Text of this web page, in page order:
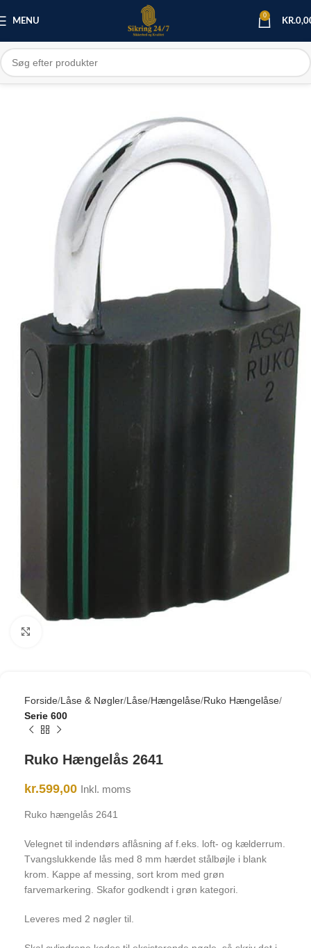
MENU
0
KR.
Forside Låse & Nøgler Låse Hængelåse Ruko Hængelåse
Serie 600
Ruko Hængelås 2641
kr.599,00 Inkl. moms
Ruko hængelås 2641
Velegnet til indendørs aflåsning af f.eks. loft- og kælderrum.
Tvangslukkende lås med 8 mm hærdet stålbøjle i blank
krom. Kappe af messing, sort krom med grøn
farvemarkering. Skafor godkendt i grøn kategori.
Leveres med 2 nøgler til.